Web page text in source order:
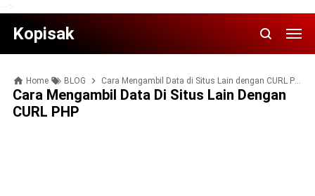
Kopisak
Home BLOG Cara Mengambil Data di Situs Lain dengan CURL PHP
Cara Mengambil Data Di Situs Lain Dengan
CURL PHP